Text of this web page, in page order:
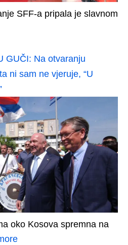
SFF-a pripala je slavnom
GUČI: Na otvaranju
ni sam ne vjeruje, “U
oko Kosova spremna na